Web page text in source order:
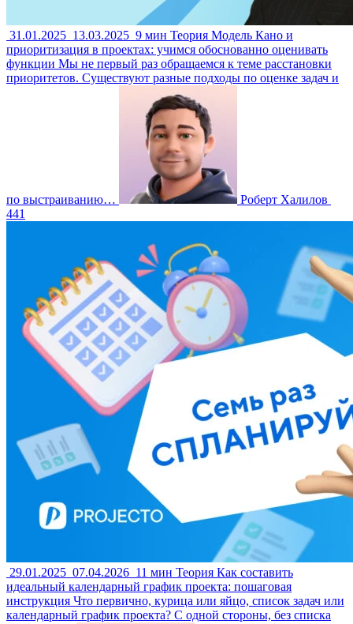
31.01.2025 13.03.2025 9 мин Теория Модель Кано и
приоритизация в проектах: учимся обоснованно оценивать
функции Мы не первый раз обращаемся к теме расстановки
приоритетов. Существуют разные подходы по оценке задач и
по выстраиванию…
Роберт Халилов
441
29.01.2025 07.04.2026 11 мин Теория Как составить
идеальный календарный график проекта: пошаговая
инструкция Что первично, курица или яйцо, список задач или
календарный график проекта? С одной стороны, без списка